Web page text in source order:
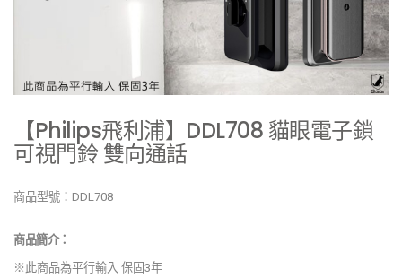
【Philips飛利浦】DDL708 貓眼電子鎖
可視門鈴 雙向通話
商品型號：DDL708
商品簡介：
※此商品為平行輸入 保固3年